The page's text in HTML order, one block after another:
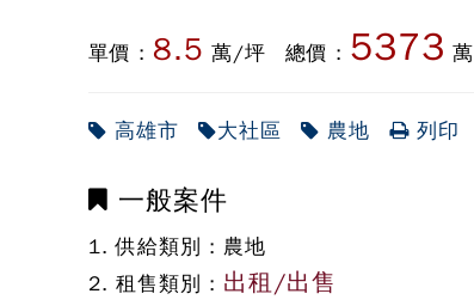
單價 : 8.5 萬/坪 總價 : 5373 萬
高雄市 大社區 農地 列印
一般案件
1. 供給類別 : 農地
2. 租售類別 : 出租/出售